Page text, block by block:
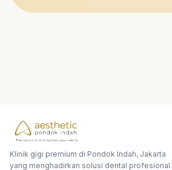
Klinik gigi premium di Pondok Indah, Jakarta
yang menghadirkan solusi dental profesional.